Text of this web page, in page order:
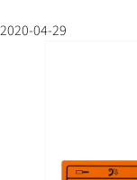
2020-04-29